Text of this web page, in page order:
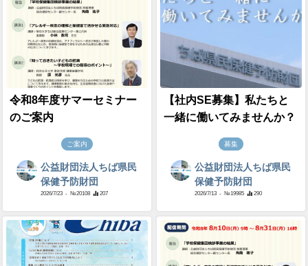
令和8年度サマーセミナー
のご案内
ご案内
公益財団法人ちば県民
保健予防財団
2026/7/23 - №20108 207
【社内SE募集】私たちと
一緒に働いてみませんか？
募集
公益財団法人ちば県民
保健予防財団
2026/7/13 - №19985 290